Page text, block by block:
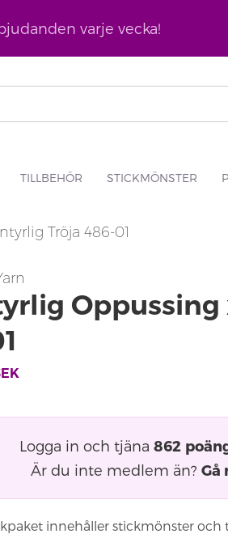
varje vecka!
TILLBEHÖR STICKMÖNSTER
Tröja 486-01
Oppussing
Logga in och tjäna 862
Är du inte medlem än?Gå
innehåller stickmönster och